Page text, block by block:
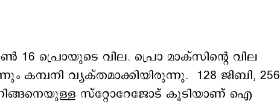
പ്രൊയുടെ വില. പ്രൊ മാക്സിന്‍റെ വില
കമ്പനി വ്യക്തമാക്കിയിരുന്നു. 128 ജിബി, 256
സ്റ്റോറേജോട് കൂടിയാണ് ഐ